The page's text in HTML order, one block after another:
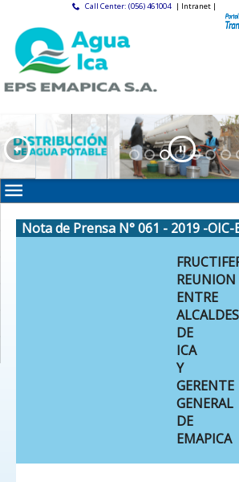
Call Center: (056) 461004 | Intranet |
Nota de Prensa N° 061 - 2019 -OIC-
REUNION
ENTRE
DE
ICA
Y
GERENTE
GENERAL
DE
EMAPICA